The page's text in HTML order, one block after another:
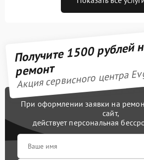
Получите 1500 рублей
ремонт
Акция сервисного центра
При оформлении заявки на
сайт,
действует персональная